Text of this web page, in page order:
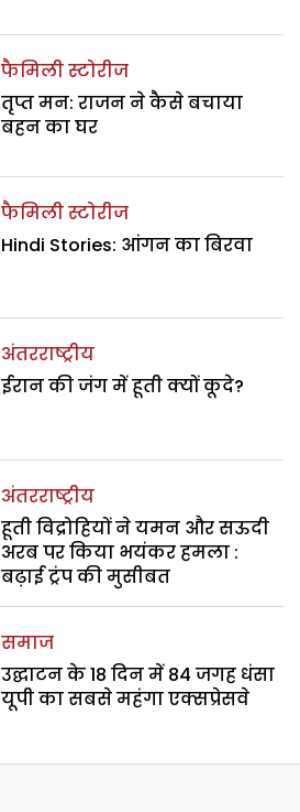
फैमिली स्टोरीज
तृप्त मन: राजन ने कैसे बचाया
बहन का घर
फैमिली स्टोरीज
Hindi Stories: आंगन का बिरवा
अंतरराष्ट्रीय
ईरान की जंग में हूती क्यों कूदे?
अंतरराष्ट्रीय
हूती विद्रोहियों ने यमन और सऊदी
अरब पर किया भयंकर हमला :
बढ़ाई ट्रंप की मुसीबत
समाज
उद्घाटन के 18 दिन में 84 जगह धंसा
यूपी का सबसे महंगा एक्सप्रेसवे